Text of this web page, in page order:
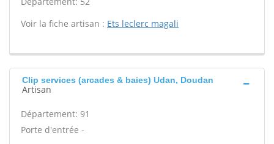
Voir la fiche artisan : Ets leclerc magali
Clip services (arcades & baies) Udan, Doudan
Artisan
Département: 91
Porte d'entrée -